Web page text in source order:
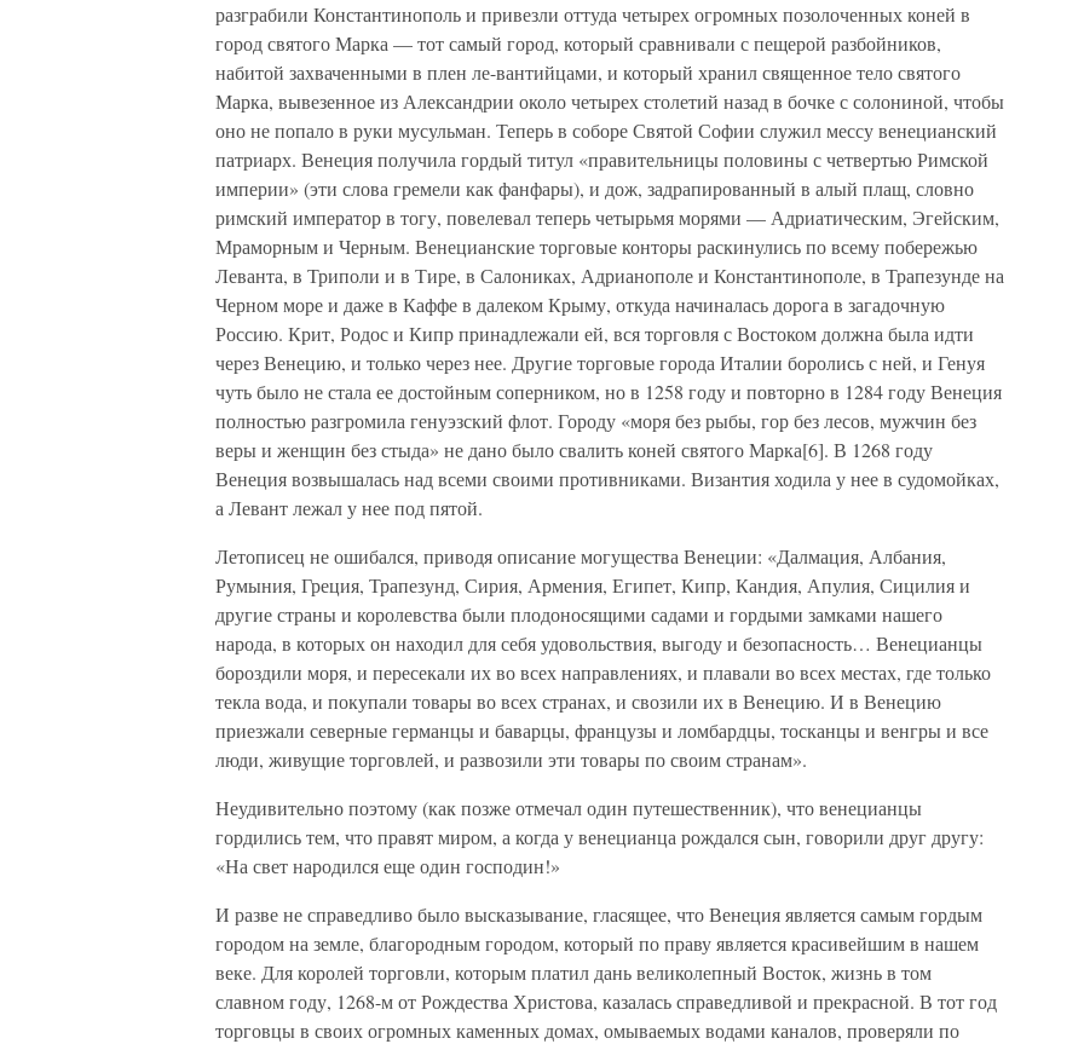
разграбили Константинополь и привезли оттуда четырех огромных позолоченных коней в
город святого Марка — тот самый город, который сравнивали с пещерой разбойников,
набитой захваченными в плен ле-вантийцами, и который хранил священное тело святого
Марка, вывезенное из Александрии около четырех столетий назад в бочке с солониной, чтобы
оно не попало в руки мусульман. Теперь в соборе Святой Софии служил мессу венецианский
патриарх. Венеция получила гордый титул «правительницы половины с четвертью Римской
империи» (эти слова гремели как фанфары), и дож, задрапированный в алый плащ, словно
римский император в тогу, повелевал теперь четырьмя морями — Адриатическим, Эгейским,
Мраморным и Черным. Венецианские торговые конторы раскинулись по всему побережью
Леванта, в Триполи и в Тире, в Салониках, Адрианополе и Константинополе, в Трапезунде на
Черном море и даже в Каффе в далеком Крыму, откуда начиналась дорога в загадочную
Россию. Крит, Родос и Кипр принадлежали ей, вся торговля с Востоком должна была идти
через Венецию, и только через нее. Другие торговые города Италии боролись с ней, и Генуя
чуть было не стала ее достойным соперником, но в 1258 году и повторно в 1284 году Венеция
полностью разгромила генуэзский флот. Городу «моря без рыбы, гор без лесов, мужчин без
веры и женщин без стыда» не дано было свалить коней святого Марка[6]. В 1268 году
Венеция возвышалась над всеми своими противниками. Византия ходила у нее в судомойках,
а Левант лежал у нее под пятой.
Летописец не ошибался, приводя описание могущества Венеции: «Далмация, Албания,
Румыния, Греция, Трапезунд, Сирия, Армения, Египет, Кипр, Кандия, Апулия, Сицилия и
другие страны и королевства были плодоносящими садами и гордыми замками нашего
народа, в которых он находил для себя удовольствия, выгоду и безопасность… Венецианцы
бороздили моря, и пересекали их во всех направлениях, и плавали во всех местах, где только
текла вода, и покупали товары во всех странах, и свозили их в Венецию. И в Венецию
приезжали северные германцы и баварцы, французы и ломбардцы, тосканцы и венгры и все
люди, живущие торговлей, и развозили эти товары по своим странам».
Неудивительно поэтому (как позже отмечал один путешественник), что венецианцы
гордились тем, что правят миром, а когда у венецианца рождался сын, говорили друг другу:
«На свет народился еще один господин!»
И разве не справедливо было высказывание, гласящее, что Венеция является самым гордым
городом на земле, благородным городом, который по праву является красивейшим в нашем
веке. Для королей торговли, которым платил дань великолепный Восток, жизнь в том
славном году, 1268-м от Рождества Христова, казалась справедливой и прекрасной. В тот год
торговцы в своих огромных каменных домах, омываемых водами каналов, проверяли по